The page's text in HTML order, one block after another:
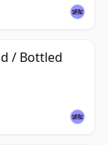
/ Bottled